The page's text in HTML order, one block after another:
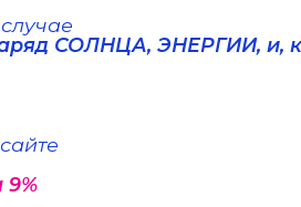
СОЛНЦА, ЭНЕРГИИ, и,
9%